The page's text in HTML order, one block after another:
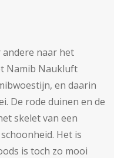
andere naar het
Namib Naukluft
en daarin
De rode duinen en de
skelet van een
Het is
is toch zo mooi